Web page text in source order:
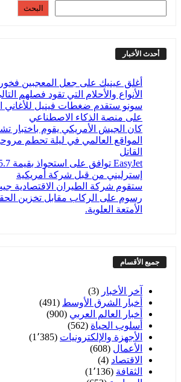
البحث
أحدث الأخبار
أغلق عينيك على جعل المعجبين
الأنواع والأحلام التي تقود فصلهم
سونو ستقدم ضغطات فينيل للأغاني
على منصة الذكاء الاصطناعي
كان الجيش الأمريكي يقوم باختبار
المواقع العالمي في ليلة تحطم
القاتل
إسترليني من قبل شركة أمريكية
ستقوم شركة الطيران الاقتصادية
رسوم على الركاب مقابل تخزين
الأمتعة العلوية.
جميع الأقسام
آخر الأخبار (3)
أخبار الشرق الأوسط (491)
أخبار العالم العربي (900)
أسلوب الحياة (562)
الأجهزة والإلكترونيات (1٬385)
الأعمال (608)
الاقتصاد (4)
الثقافة (1٬136)